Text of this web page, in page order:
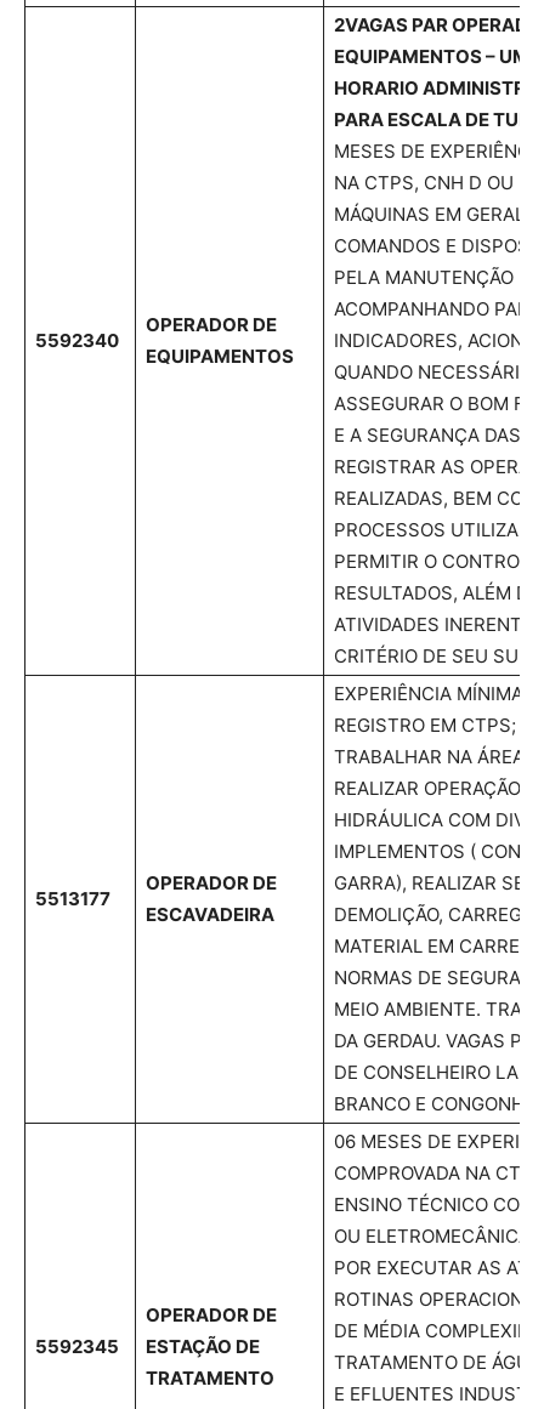
5592340
OPERADOR DE
EQUIPAMENTOS
2VAGAS PAR
EQUIPAMENTOS –
HORARIO
PARA ESCALA DE
MESES DE
NA CTPS, CNH D OU E;
MÁQUINAS EM GERAL,
COMANDOS E
PELA MANUTENÇÃO
ACOMPANHANDO
INDICADORES,
QUANDO NECESSÁRIO,
ASSEGURAR O BOM
E A SEGURANÇA DAS
REGISTRAR AS
REALIZADAS, BEM
PROCESSOS
PERMITIR O
RESULTADOS, ALÉM
ATIVIDADES
CRITÉRIO DE SEU
5513177
OPERADOR DE
ESCAVADEIRA
EXPERIÊNCIA MÍNIMA
REGISTRO EM CTPS;
TRABALHAR NA ÁREA
REALIZAR OPERAÇÃO
HIDRÁULICA COM
IMPLEMENTOS (
GARRA), REALIZAR
DEMOLIÇÃO,
MATERIAL EM
NORMAS DE
MEIO AMBIENTE.
DA GERDAU. VAGAS
DE CONSELHEIRO
BRANCO E
5592345
OPERADOR DE
ESTAÇÃO DE
TRATAMENTO
06 MESES DE
COMPROVADA NA
ENSINO TÉCNICO
OU ELETROMECÂNICA.
POR EXECUTAR AS
ROTINAS
DE MÉDIA
TRATAMENTO DE
E EFLUENTES